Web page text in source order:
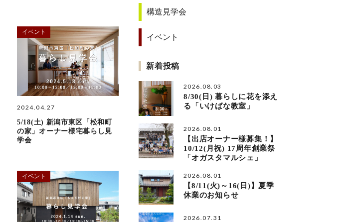
イベント
2024.04.27
5/18(土) 新潟市東区「松和町
の家」オーナー様宅暮らし見
学会
イベント
構造見学会
イベント
新着投稿
2026.08.03
8/30(日) 暮らしに花を添え
る「いけばな教室」
2026.08.01
【出店オーナー様募集！】
10/12(月祝) 17周年創業祭
「オガスタマルシェ」
2026.08.01
【8/11(火)～16(日)】夏季
休業のお知らせ
2026.07.31